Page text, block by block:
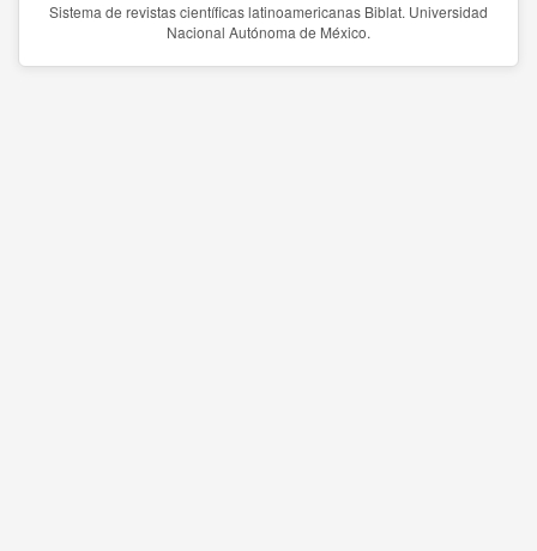
Sistema de revistas científicas latinoamericanas Biblat. Universidad
Nacional Autónoma de México.